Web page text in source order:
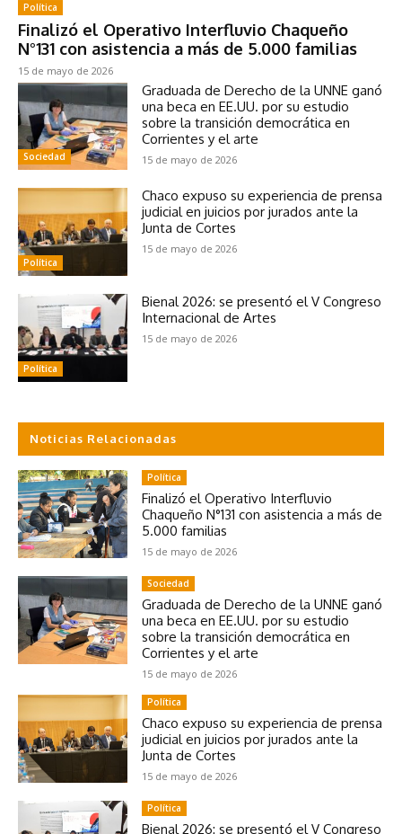
Política
Finalizó el Operativo Interfluvio Chaqueño
N°131 con asistencia a más de 5.000 familias
15 de mayo de 2026
Sociedad
Graduada de Derecho de la UNNE ganó
una beca en EE.UU. por su estudio
sobre la transición democrática en
Corrientes y el arte
15 de mayo de 2026
Política
Chaco expuso su experiencia de prensa
judicial en juicios por jurados ante la
Junta de Cortes
15 de mayo de 2026
Política
Bienal 2026: se presentó el V Congreso
Internacional de Artes
15 de mayo de 2026
Noticias Relacionadas
Política
Finalizó el Operativo Interfluvio
Chaqueño N°131 con asistencia a más de
5.000 familias
15 de mayo de 2026
Sociedad
Graduada de Derecho de la UNNE ganó
una beca en EE.UU. por su estudio
sobre la transición democrática en
Corrientes y el arte
15 de mayo de 2026
Política
Chaco expuso su experiencia de prensa
judicial en juicios por jurados ante la
Junta de Cortes
15 de mayo de 2026
Política
Bienal 2026: se presentó el V Congreso